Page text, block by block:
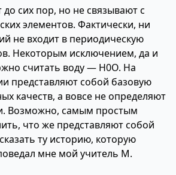
сих пор, но не связывают с
элементов. Фактически, ни
не входит в периодическую
Некоторым исключением, да и
считать воду — Н0О. На
представляют собой базовую
качеств, а вовсе не определяют
Возможно, самым простым
что же представляют собой
ту историю, которую
мне мой учитель М.